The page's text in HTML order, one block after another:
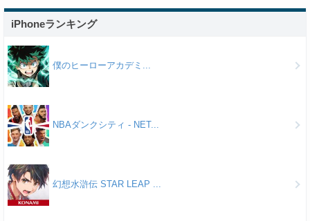
iPhoneランキング
僕のヒーローアカデミ...
NBAダンクシティ - NET...
幻想水滸伝 STAR LEAP ...